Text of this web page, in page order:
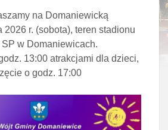
na Domaniewicką
2026 r. (sobota), teren stadionu
SP w Domaniewicach.
13:00 atrakcjami dla dzieci,
o godz. 17:00